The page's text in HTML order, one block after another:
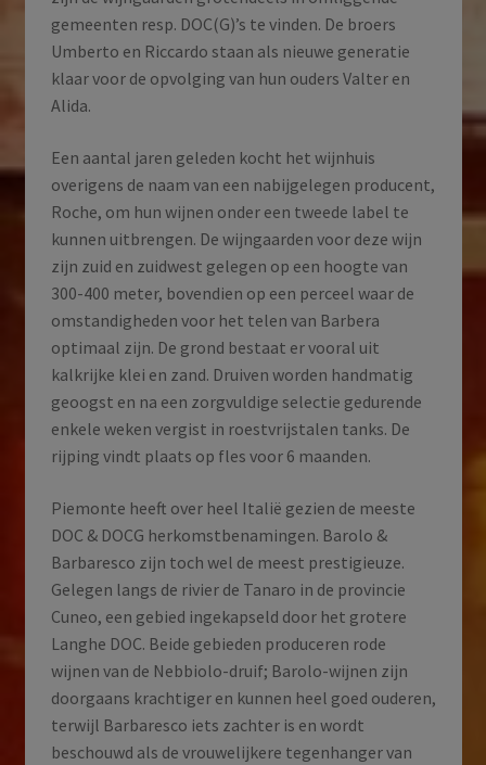
gemeenten resp. DOC(G)’s te vinden. De broers
Umberto en Riccardo staan als nieuwe generatie
klaar voor de opvolging van hun ouders Valter en
Alida.
Een aantal jaren geleden kocht het wijnhuis
overigens de naam van een nabijgelegen producent,
Roche, om hun wijnen onder een tweede label te
kunnen uitbrengen. De wijngaarden voor deze wijn
zijn zuid en zuidwest gelegen op een hoogte van
300-400 meter, bovendien op een perceel waar de
omstandigheden voor het telen van Barbera
optimaal zijn. De grond bestaat er vooral uit
kalkrijke klei en zand. Druiven worden handmatig
geoogst en na een zorgvuldige selectie gedurende
enkele weken vergist in roestvrijstalen tanks. De
rijping vindt plaats op fles voor 6 maanden.
Piemonte heeft over heel Italië gezien de meeste
DOC & DOCG herkomstbenamingen. Barolo &
Barbaresco zijn toch wel de meest prestigieuze.
Gelegen langs de rivier de Tanaro in de provincie
Cuneo, een gebied ingekapseld door het grotere
Langhe DOC. Beide gebieden produceren rode
wijnen van de Nebbiolo-druif; Barolo-wijnen zijn
doorgaans krachtiger en kunnen heel goed ouderen,
terwijl Barbaresco iets zachter is en wordt
beschouwd als de vrouwelijkere tegenhanger van